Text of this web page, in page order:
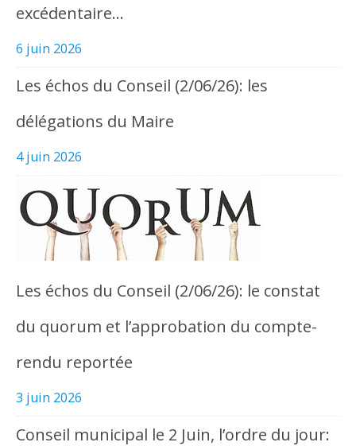
excédentaire…
6 juin 2026
Les échos du Conseil (2/06/26): les
délégations du Maire
4 juin 2026
Les échos du Conseil (2/06/26): le constat
du quorum et l’approbation du compte-
rendu reportée
3 juin 2026
Conseil municipal le 2 Juin, l’ordre du jour: